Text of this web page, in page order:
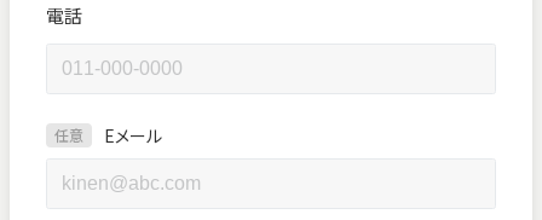
電話
任意 Eメール